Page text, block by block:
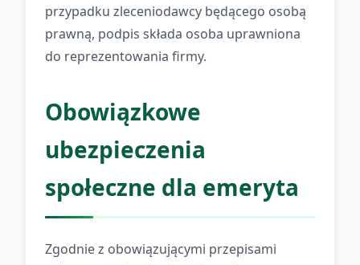
przypadku zleceniodawcy będącego osobą
prawną, podpis składa osoba uprawniona
do reprezentowania firmy.
Obowiązkowe
ubezpieczenia
społeczne dla emeryta
Zgodnie z obowiązującymi przepisami